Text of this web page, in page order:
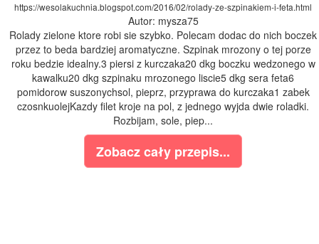
https://wesolakuchnia.blogspot.com/2016/02/rolady-ze-szpinakiem-i-feta.html
Autor: mysza75
Rolady zielone ktore robi sie szybko. Polecam dodac do nich boczek
przez to beda bardziej aromatyczne. Szpinak mrozony o tej porze
roku bedzie idealny.3 piersi z kurczaka20 dkg boczku wedzonego w
kawalku20 dkg szpinaku mrozonego liscie5 dkg sera feta6
pomidorow suszonychsol, pieprz, przyprawa do kurczaka1 zabek
czosnkuolejKazdy filet kroje na pol, z jednego wyjda dwie roladki.
Rozbijam, sole, piep...
Zobacz cały przepis...